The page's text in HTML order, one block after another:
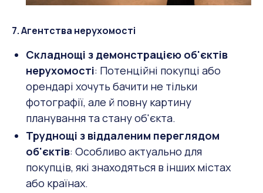
7. Агентства нерухомості
Складнощі з демонстрацією об'єктів
нерухомості: Потенційні покупці або
орендарі хочуть бачити не тільки
фотографії, але й повну картину
планування та стану об'єкта.
Труднощі з віддаленим переглядом
об'єктів: Особливо актуально для
покупців, які знаходяться в інших містах
або країнах.